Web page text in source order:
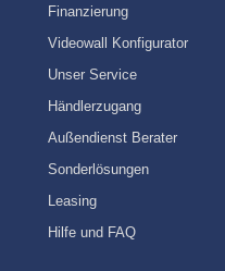
Finanzierung
Videowall Konfigurator
Unser Service
Händlerzugang
Außendienst Berater
Sonderlösungen
Leasing
Hilfe und FAQ